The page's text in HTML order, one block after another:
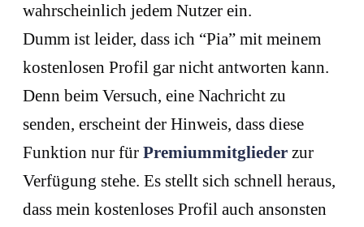
wahrscheinlich jedem Nutzer ein.
Dumm ist leider, dass ich “Pia” mit meinem
kostenlosen Profil gar nicht antworten kann.
Denn beim Versuch, eine Nachricht zu
senden, erscheint der Hinweis, dass diese
Funktion nur für Premiummitglieder zur
Verfügung stehe. Es stellt sich schnell heraus,
dass mein kostenloses Profil auch ansonsten